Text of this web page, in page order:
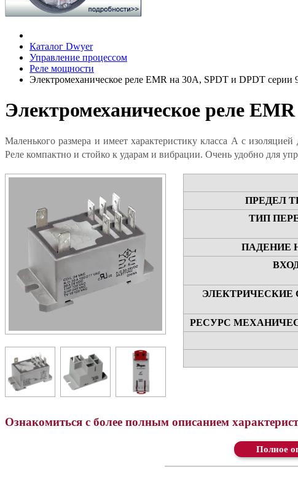
Каталог Dwyer
Управление процессом
Реле мощности
Электромеханическое реле EMR на 30A, SPDT и DPDT серии
Электромеханическое реле
Маленького размера и имеет характеристику класса А с
Реле компактно и стойко к ударам и вибрации. Очень удобно для
ПРЕДЕЛ
ТИП
ПАДЕНИЕ
ЭЛЕКТРИЧЕСКИЕ
РЕСУРС
Ознакомиться с более полным описанием